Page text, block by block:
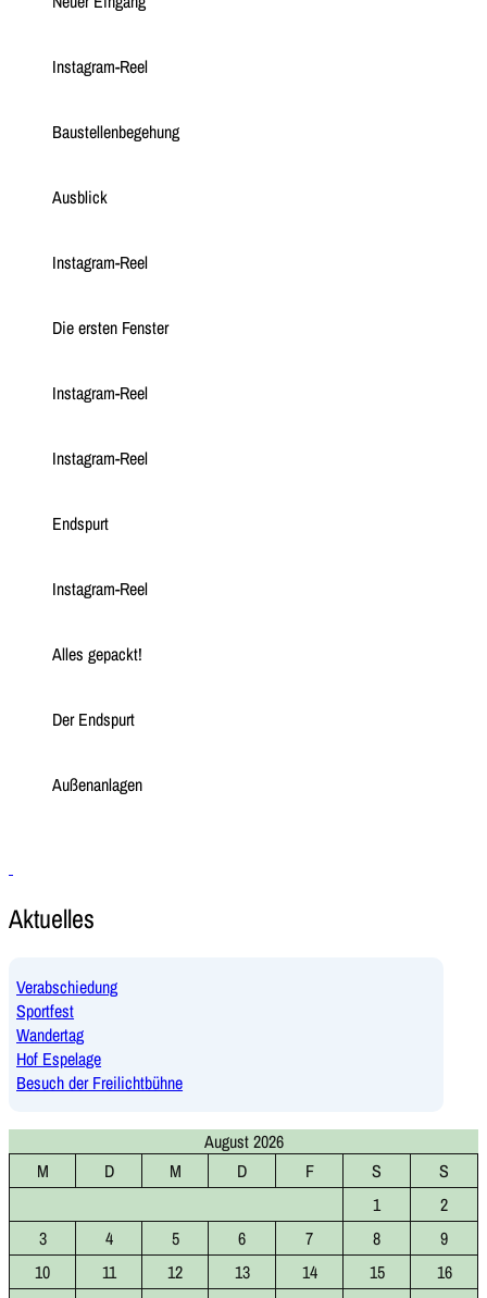
Instagram-Reel
Baustellenbegehung
Ausblick
Instagram-Reel
Die ersten Fenster
Instagram-Reel
Instagram-Reel
Endspurt
Instagram-Reel
Alles gepackt!
Der Endspurt
Außenanlagen
Aktuelles
Verabschiedung
Sportfest
Wandertag
Hof Espelage
Besuch der Freilichtbühne
August 2026
M
D M D F S
S
1
2
3
4 5 6 7 8
9
10
11 12 13 14 15
16